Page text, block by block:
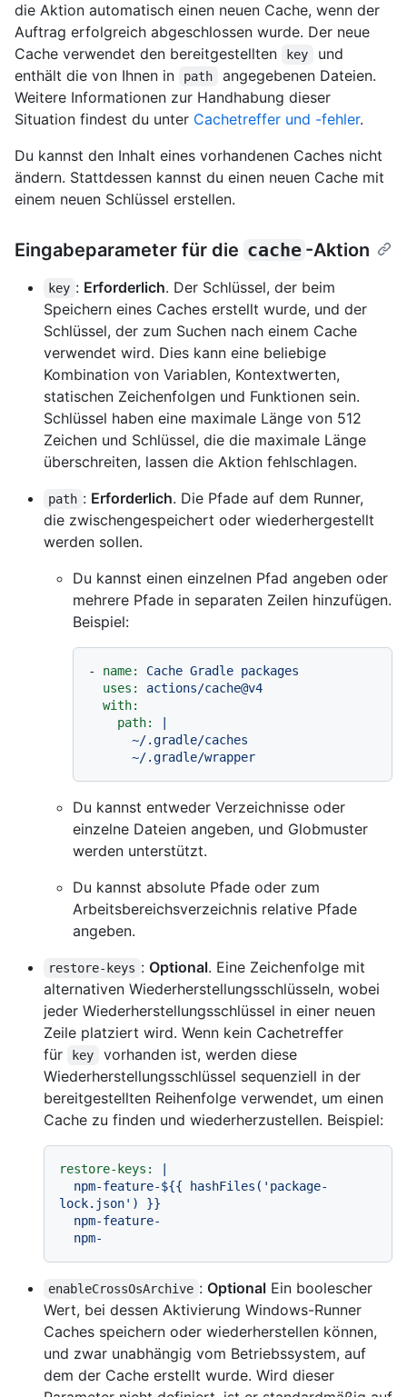
die Aktion automatisch einen neuen Cache, wenn der
Auftrag erfolgreich abgeschlossen wurde. Der neue
Cache verwendet den bereitgestellten
key
und
enthält die von Ihnen in
path
angegebenen Dateien.
Weitere Informationen zur Handhabung dieser
Situation findest du unter Cachetreffer und -fehler.
Du kannst den Inhalt eines vorhandenen Caches nicht
ändern. Stattdessen kannst du einen neuen Cache mit
einem neuen Schlüssel erstellen.
Eingabeparameter für die cache -Aktion
key : Erforderlich. Der Schlüssel, der beim
Speichern eines Caches erstellt wurde, und der
Schlüssel, der zum Suchen nach einem Cache
verwendet wird. Dies kann eine beliebige
Kombination von Variablen, Kontextwerten,
statischen Zeichenfolgen und Funktionen sein.
Schlüssel haben eine maximale Länge von 512
Zeichen und Schlüssel, die die maximale Länge
überschreiten, lassen die Aktion fehlschlagen.
path : Erforderlich. Die Pfade auf dem Runner,
die zwischengespeichert oder wiederhergestellt
werden sollen.
Du kannst einen einzelnen Pfad angeben oder
mehrere Pfade in separaten Zeilen hinzufügen.
Beispiel:
- name: Cache Gradle packages
uses:
actions/cache@v4
with:
path:
Du kannst entweder Verzeichnisse oder
einzelne Dateien angeben, und Globmuster
werden unterstützt.
Du kannst absolute Pfade oder zum
Arbeitsbereichsverzeichnis relative Pfade
angeben.
restore-keys : Optional. Eine Zeichenfolge mit
alternativen Wiederherstellungsschlüsseln, wobei
jeder Wiederherstellungsschlüssel in einer neuen
Zeile platziert wird. Wenn kein Cachetreffer
für
key
vorhanden ist, werden diese
Wiederherstellungsschlüssel sequenziell in der
bereitgestellten Reihenfolge verwendet, um einen
Cache zu finden und wiederherzustellen. Beispiel:
restore-keys:
lock.json') }}
enableCrossOsArchive : OptionalEin boolescher
Wert, bei dessen Aktivierung Windows-Runner
Caches speichern oder wiederherstellen können,
und zwar unabhängig vom Betriebssystem, auf
dem der Cache erstellt wurde. Wird dieser